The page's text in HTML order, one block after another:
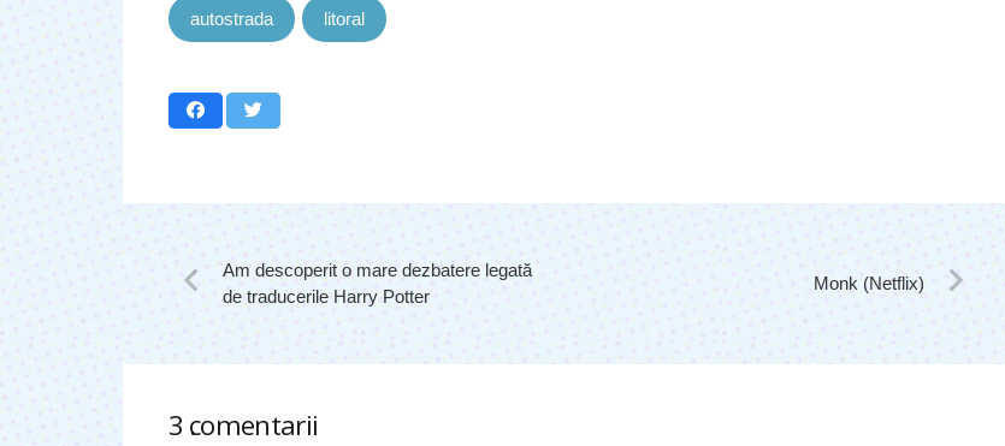
autostrada litoral
Am descoperit o mare dezbatere legată
de traducerile Harry Potter
Monk (Netflix)
3 comentarii
.